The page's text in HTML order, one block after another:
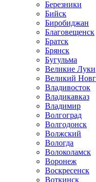
Березники
Бийск
Биробиджан
Благовещенск
Братск
Брянск
Бугульма
Великие Луки
Великий
Владивосток
Владикавказ
Владимир
Волгоград
Волгодонск
Волжский
Вологда
Волоколамск
Воронеж
Воскресенск
Воткинск